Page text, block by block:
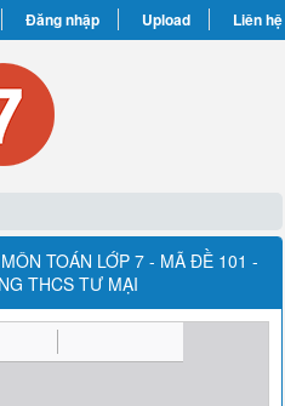
Đăng nhập Upload Liên hệ
TOÁN LỚP 7 - MÃ ĐỀ 101 -
THCS TƯ MẠI